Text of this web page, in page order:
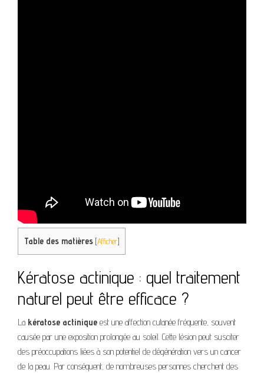
Table des matières [Afficher]
Kératose actinique : quel traitement
naturel peut être efficace ?
La kératose actinique est une affection cutanée fréquente, souvent
causée par une exposition prolongée au soleil. Cette lésion peut susciter
des préoccupations liées à son potentiel de dégénération vers un cancer
de la peau. Par conséquent, de nombreuses personnes cherchent des